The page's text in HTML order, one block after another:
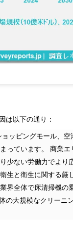
は以下の通り：
ッピングモール、
っています。 商業
少ない労働力でよ
生と衛生に関する
界全体で床清掃機
大規模なクリーニ